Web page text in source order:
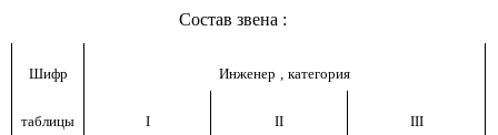
Состав звена :
Шифр Инженер , категория
таблицы I II III